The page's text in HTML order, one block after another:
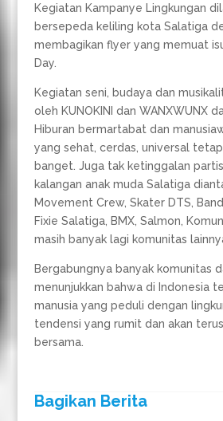
Kegiatan Kampanye Lingkungan
bersepeda keliling kota Salatiga
membagikan flyer yang memuat
Day.
Kegiatan seni, budaya dan
oleh KUNOKINI dan WANXWUNX
Hiburan bermartabat dan
yang sehat, cerdas, universal
banget. Juga tak ketinggalan
kalangan anak muda Salatiga
Movement Crew, Skater DTS,
Fixie Salatiga, BMX, Salmon,
masih banyak lagi komunitas
Bergabungnya banyak komunitas
menunjukkan bahwa di Indonesia
manusia yang peduli dengan
tendensi yang rumit dan akan
bersama.
Bagikan Berita